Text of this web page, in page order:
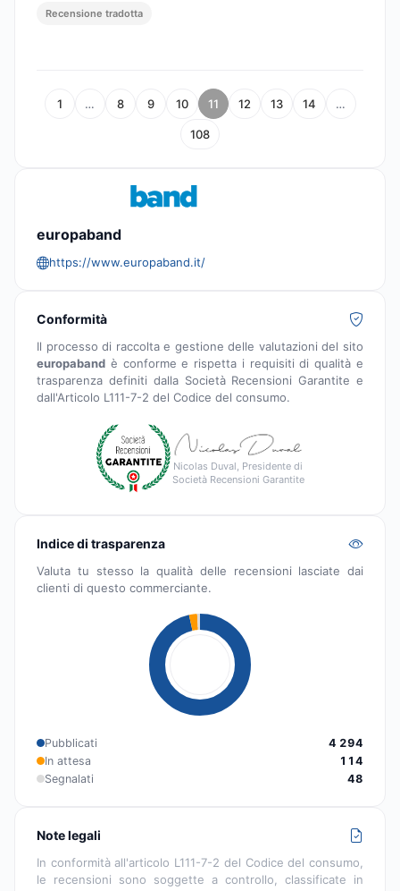
Recensione tradotta
1 … 8 9 10 11 12 13 14 …
108
europaband
https://www.europaband.it/
Conformità
Il processo di raccolta e gestione delle valutazioni del sito
europaband è conforme e rispetta i requisiti di qualità e
trasparenza definiti dalla Società Recensioni Garantite e
dall'Articolo L111-7-2 del Codice del consumo.
Nicolas Duval, Presidente di
Società Recensioni Garantite
Indice di trasparenza
Valuta tu stesso la qualità delle recensioni lasciate dai
clienti di questo commerciante.
Pubblicati
4 294
In attesa
114
Segnalati
48
Note legali
In conformità all'articolo L111-7-2 del Codice del consumo,
le recensioni sono soggette a controllo, classificate in